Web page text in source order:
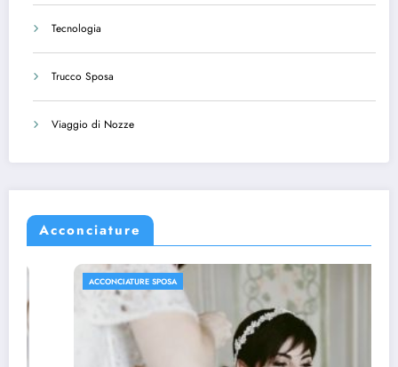
Tecnologia
Trucco Sposa
Viaggio di Nozze
Acconciature
ACCONCIATURE SPOSA